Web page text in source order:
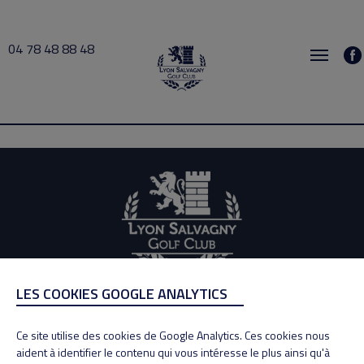
04 78 48 88 48
Gonntier 2020-12-07 10:00 → 2020-12-07 11:00
ADRESSE
69890 La Tour de Salvagny
Tél : 04 78 48 88 48
LES COOKIES GOOGLE ANALYTICS
Ce site utilise des cookies de Google Analytics. Ces cookies nous
aident à identifier le contenu qui vous intéresse le plus ainsi qu'à